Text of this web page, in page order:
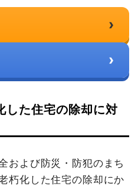
›
›
した住宅の除却に対
および防災・防犯のまち
朽化した住宅の除却にか